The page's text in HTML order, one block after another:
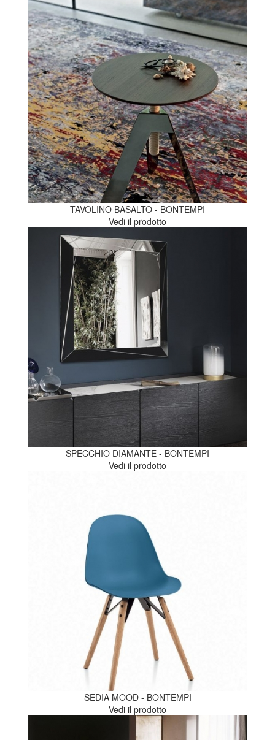
TAVOLINO BASALTO - BONTEMPI
Vedi il prodotto
SPECCHIO DIAMANTE - BONTEMPI
Vedi il prodotto
SEDIA MOOD - BONTEMPI
Vedi il prodotto